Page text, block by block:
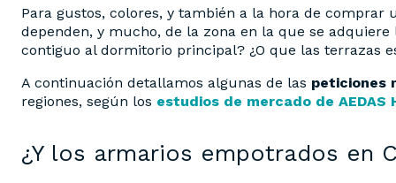
Para gustos, colores, y también a la hora de comprar
dependen, y mucho, de la zona en la que se
contiguo al dormitorio principal? ¿O que las terrazas
A continuación detallamos algunas de las peticiones
regiones, según los estudios de mercado de AEDAS
¿Y los armarios empotrados en